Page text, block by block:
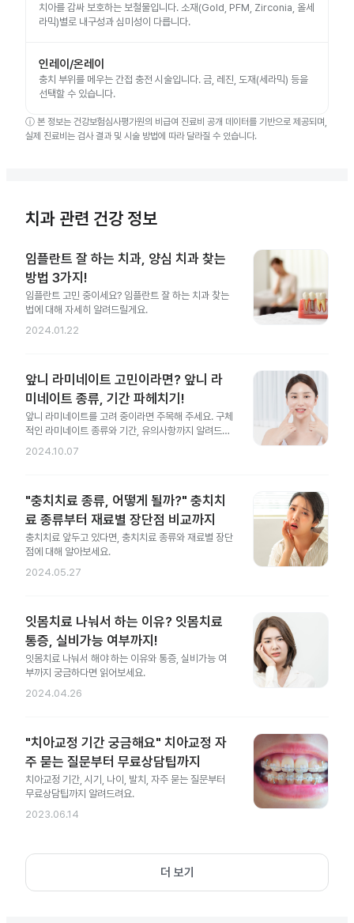
치아를 감싸 보호하는 보철물입니다. 소재(Gold, PFM, Zirconia, 올세
라믹)별로 내구성과 심미성이 다릅니다.
인레이/온레이
충치 부위를 메우는 간접 충전 시술입니다. 금, 레진, 도재(세라믹) 등을
선택할 수 있습니다.
ⓘ 본 정보는 건강보험심사평가원의 비급여 진료비 공개 데이터를 기반으로 제공되며,
실제 진료비는 검사 결과 및 시술 방법에 따라 달라질 수 있습니다.
치과 관련 건강 정보
임플란트 잘 하는 치과, 양심 치과 찾는
방법 3가지!
임플란트 고민 중이세요? 임플란트 잘 하는 치과 찾는
법에 대해 자세히 알려드릴게요.
2024.01.22
앞니 라미네이트 고민이라면? 앞니 라
미네이트 종류, 기간 파헤치기!
앞니 라미네이트를 고려 중이라면 주목해 주세요. 구체
적인 라미네이트 종류와 기간, 유의사항까지 알려드릴
게요.
2024.10.07
"충치치료 종류, 어떻게 될까?" 충치치
료 종류부터 재료별 장단점 비교까지
충치치료 앞두고 있다면, 충치치료 종류와 재료별 장단
점에 대해 알아보세요.
2024.05.27
잇몸치료 나눠서 하는 이유? 잇몸치료
통증, 실비가능 여부까지!
잇몸치료 나눠서 해야 하는 이유와 통증, 실비가능 여
부까지 궁금하다면 읽어보세요.
2024.04.26
"치아교정 기간 궁금해요" 치아교정 자
주 묻는 질문부터 무료상담팁까지
치아교정 기간, 시기, 나이, 발치, 자주 묻는 질문부터
무료상담팁까지 알려드려요.
2023.06.14
더 보기